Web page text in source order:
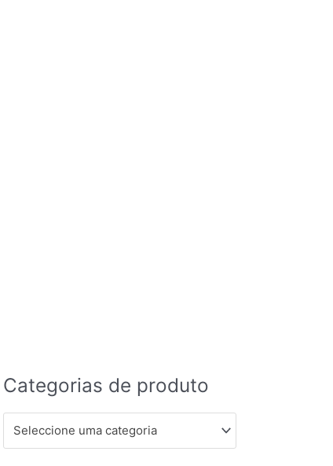
Categorias de produto
Seleccione uma categoria